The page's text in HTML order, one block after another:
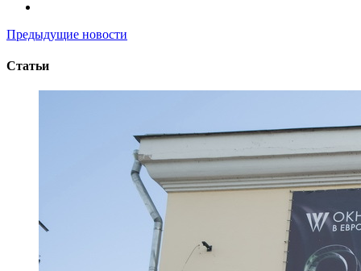
Предыдущие новости
Статьи